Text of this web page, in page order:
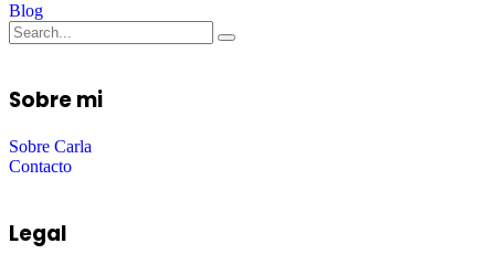
Blog
Sobre mi
Sobre Carla
Contacto
Legal